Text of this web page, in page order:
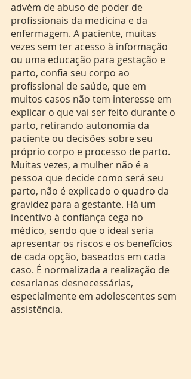
advém de abuso de poder de
profissionais da medicina e da
enfermagem. A paciente, muitas
vezes sem ter acesso à informação
ou uma educação para gestação e
parto, confia seu corpo ao
profissional de saúde, que em
muitos casos não tem interesse em
explicar o que vai ser feito durante o
parto, retirando autonomia da
paciente ou decisões sobre seu
próprio corpo e processo de parto.
Muitas vezes, a mulher não é a
pessoa que decide como será seu
parto, não é explicado o quadro da
gravidez para a gestante. Há um
incentivo à confiança cega no
médico, sendo que o ideal seria
apresentar os riscos e os benefícios
de cada opção, baseados em cada
caso. É normalizada a realização de
cesarianas desnecessárias,
especialmente em adolescentes sem
assistência.